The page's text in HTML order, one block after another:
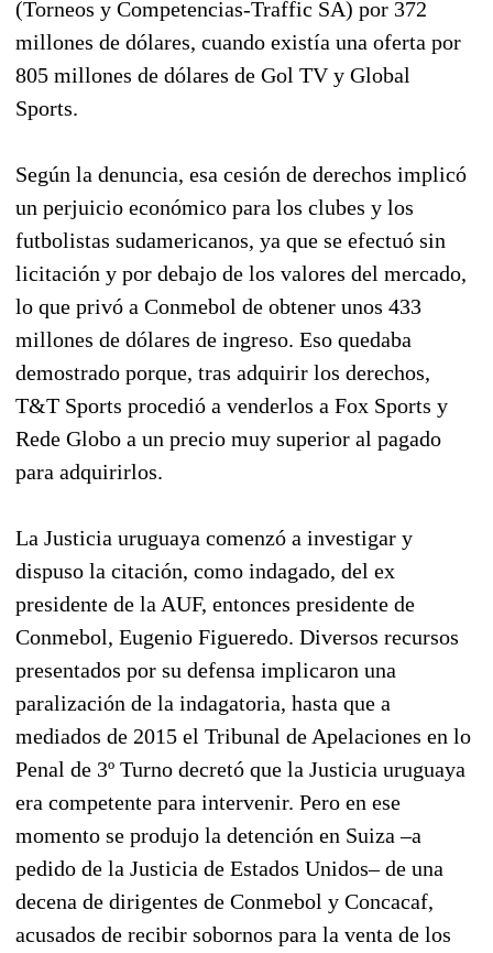
(Torneos y Competencias-Traffic SA) por 372
millones de dólares, cuando existía una oferta por
805 millones de dólares de Gol TV y Global
Sports.
Según la denuncia, esa cesión de derechos implicó
un perjuicio económico para los clubes y los
futbolistas sudamericanos, ya que se efectuó sin
licitación y por debajo de los valores del mercado,
lo que privó a Conmebol de obtener unos 433
millones de dólares de ingreso. Eso quedaba
demostrado porque, tras adquirir los derechos,
T&T Sports procedió a venderlos a Fox Sports y
Rede Globo a un precio muy superior al pagado
para adquirirlos.
La Justicia uruguaya comenzó a investigar y
dispuso la citación, como indagado, del ex
presidente de la AUF, entonces presidente de
Conmebol, Eugenio Figueredo. Diversos recursos
presentados por su defensa implicaron una
paralización de la indagatoria, hasta que a
mediados de 2015 el Tribunal de Apelaciones en lo
Penal de 3º Turno decretó que la Justicia uruguaya
era competente para intervenir. Pero en ese
momento se produjo la detención en Suiza –a
pedido de la Justicia de Estados Unidos– de una
decena de dirigentes de Conmebol y Concacaf,
acusados de recibir sobornos para la venta de los